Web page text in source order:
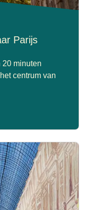
Parijs
20 minuten
centrum van